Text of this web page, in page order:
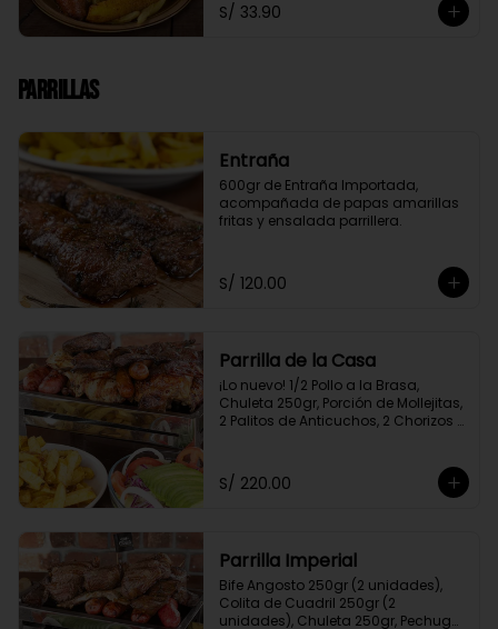
S/ 33.90
Parrillas
Entraña
600gr de Entraña Importada,
acompañada de papas amarillas
fritas y ensalada parrillera.
S/ 120.00
Parrilla de la Casa
¡Lo nuevo! 1/2 Pollo a la Brasa,
Chuleta 250gr, Porción de Mollejitas,
2 Palitos de Anticuchos, 2 Chorizos
de Papas Amarillas Fritas y
Ensalada Parrillera.
S/ 220.00
Parrilla Imperial
Bife Angosto 250gr (2 unidades),
Colita de Cuadril 250gr (2
unidades), Chuleta 250gr, Pechuga